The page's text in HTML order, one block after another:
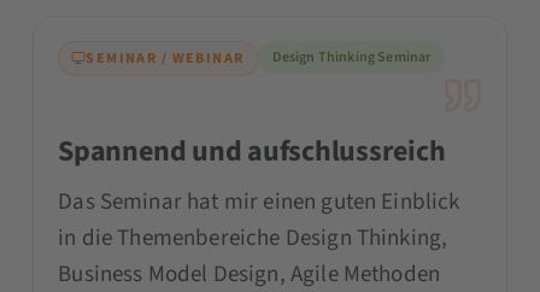
SEMINAR / WEBINAR Design Thinking Seminar
Spannend und aufschlussreich
Das Seminar hat mir einen guten Einblick
in die Themenbereiche Design Thinking,
Business Model Design, Agile Methoden